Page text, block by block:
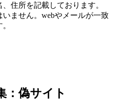
住所を記載しております。
ません。webやメールが一致
：偽サイト